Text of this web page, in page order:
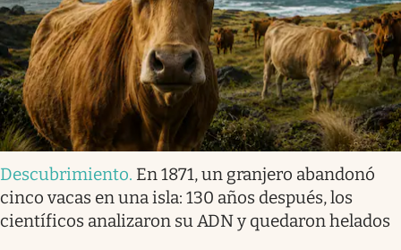
Descubrimiento. En 1871, un granjero abandonó
cinco vacas en una isla: 130 años después, los
científicos analizaron su ADN y quedaron helados